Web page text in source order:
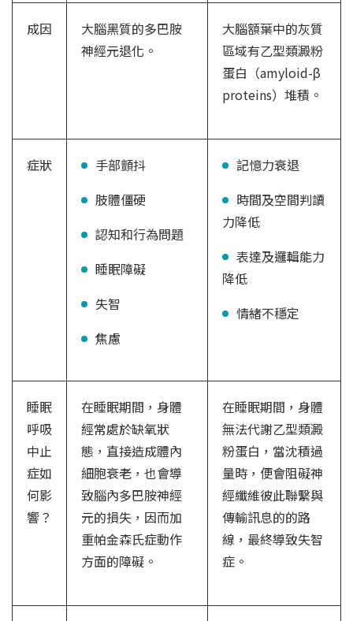
成因
大腦黑質的多巴胺
神經元退化。
大腦額葉中的灰質
區域有乙型類澱粉
蛋白（amyloid-β
proteins）堆積。
症狀
手部顫抖
肢體僵硬
認知和行為問題
睡眠障礙
失智
焦慮
記憶力衰退
時間及空間判讀
力降低
表達及邏輯能力
降低
情緒不穩定
睡眠
呼吸
中止
症如
何影
響？
在睡眠期間，身體
經常處於缺氧狀
態，直接造成體內
細胞衰老，也會導
致腦內多巴胺神經
元的損失，因而加
重帕金森氏症動作
方面的障礙。
在睡眠期間，身體
無法代謝乙型類澱
粉蛋白，當沈積過
量時，便會阻礙神
經纖維彼此聯繫與
傳輸訊息的的路
線，最終導致失智
症。